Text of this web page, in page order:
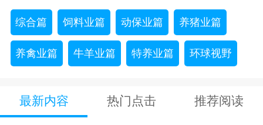
综合篇 饲料业篇 动保业篇 养猪业篇
养禽业篇 牛羊业篇 特养业篇 环球视野
最新内容 热门点击 推荐阅读